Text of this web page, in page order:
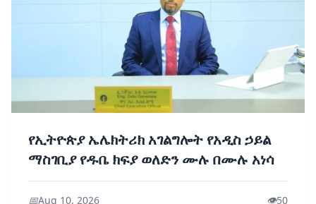
የኢትዮጵያ ኤሌክትሪክ አገልግሎት የአዲስ ኃይል
ማስገቢያ የዱቤ ክፍያ ወለድን ሙሉ በሙሉ አነሳ
📅Aug 10, 2026 👁️50